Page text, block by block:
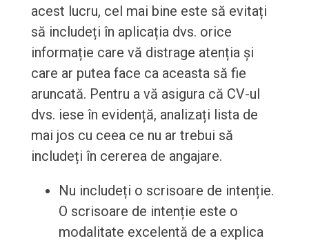
acest lucru, cel mai bine este să evitați
să includeți în aplicația dvs. orice
informație care vă distrage atenția și
care ar putea face ca aceasta să fie
aruncată. Pentru a vă asigura că CV-ul
dvs. iese în evidență, analizați lista de
mai jos cu ceea ce nu ar trebui să
includeți în cererea de angajare.
Nu includeți o scrisoare de intenție.
O scrisoare de intenție este o
modalitate excelentă de a explica